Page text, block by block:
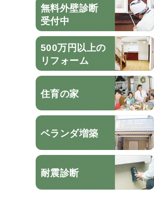
無料外壁診断
受付中
500万円以上の
リフォーム
住育の家
ベランダ増築
耐震診断